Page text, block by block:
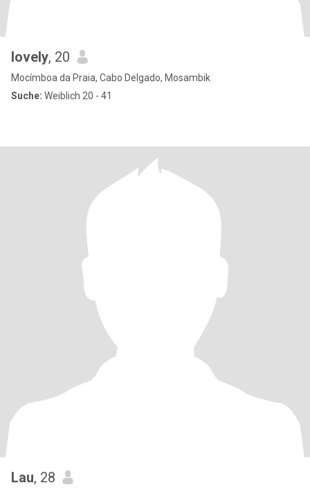
lovely, 20
Mocímboa da Praia, Cabo Delgado, Mosambik
Suche: Weiblich 20 - 41
Lau, 28